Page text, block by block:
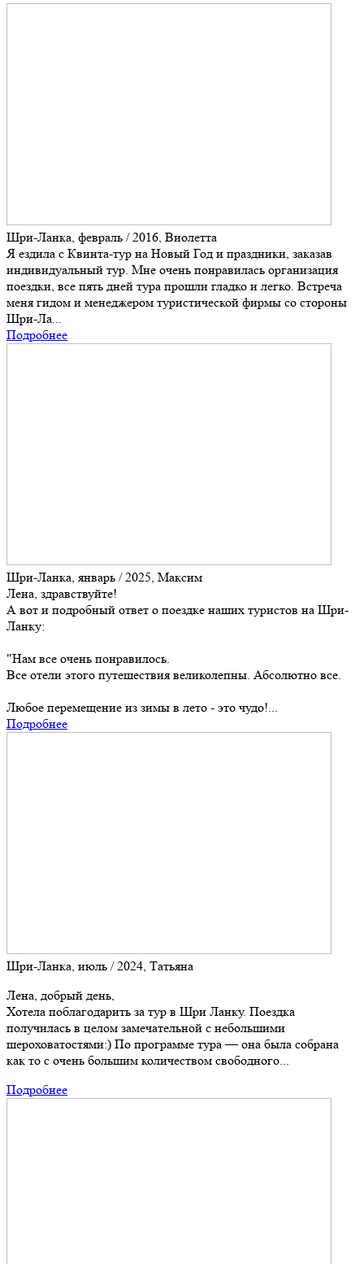
Шри-Ланка, февраль / 2016, Виолетта
Я ездила с Квинта-тур на Новый Год и праздники, заказав
индивидуальный тур. Мне очень понравилась организация
поездки, все пять дней тура прошли гладко и легко. Встреча
меня гидом и менеджером туристической фирмы со стороны
Шри-Ла...
Подробнее
Шри-Ланка, январь / 2025, Максим
Лена, здравствуйте!
А вот и подробный ответ о поездке наших туристов на Шри-
Ланку:
"Нам все очень понравилось.
Все отели этого путешествия великолепны. Абсолютно все.
Любое перемещение из зимы в лето - это чудо!...
Подробнее
Шри-Ланка, июль / 2024, Татьяна
Лена, добрый день,
Хотела поблагодарить за тур в Шри Ланку. Поездка
получилась в целом замечательной с небольшими
шероховатостями:) По программе тура — она была собрана
как то с очень большим количеством свободного...
Подробнее